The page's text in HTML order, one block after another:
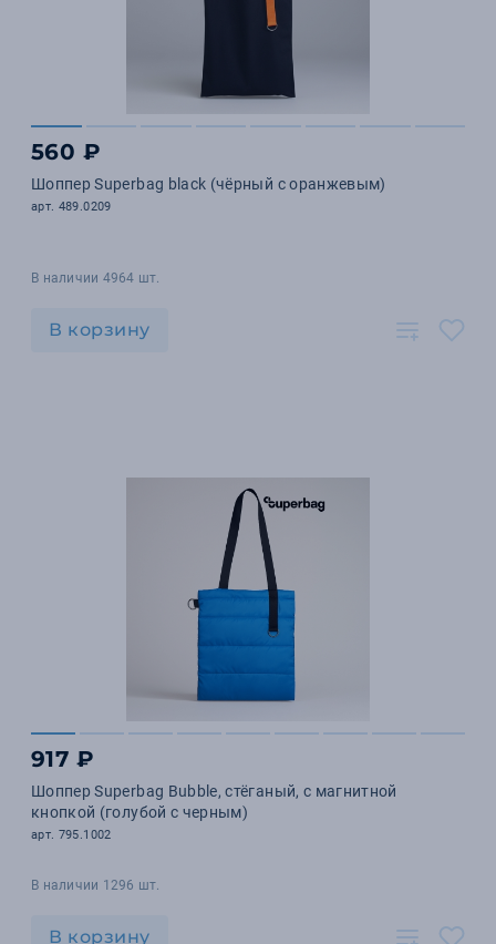
560 ₽
Шоппер Superbag black (чёрный с оранжевым)
арт. 489.0209
В наличии 4964 шт.
В корзину
917 ₽
Шоппер Superbag Bubble, стёганый, с магнитной
кнопкой (голубой с черным)
арт. 795.1002
В наличии 1296 шт.
В корзину